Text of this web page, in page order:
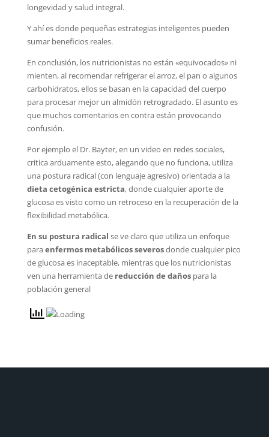
longevidad y salud integral.
Y ahí es donde pequeñas estrategias inteligentes pueden
sumar beneficios reales.
En conclusión, los nutricionistas no están «equivocados» ni
mienten, al recomendar refrigerar el arroz, el pan o algunos
carbohidratos, ellos se basan en la capacidad del cuerpo
para procesar mejor un almidón retrogradado. El asunto es
que muchos comentarios en contra están provocando
confusión.
Por ejemplo el Dr. Bayter, en un video en redes sociales,
critica arduamente esto, alegando que no funciona, utiliza
una postura radical (con lenguaje agresivo) orientada a la
dieta cetogénica estricta, donde cualquier aporte de
glucosa es visto como un retroceso en la recuperación de la
flexibilidad metabólica.
En su postura radical se ve claro que utiliza un enfoque
paraenfermos metabólicos severosdonde cualquier pico
de glucosa es inaceptable, mientras que los nutricionistas
ven una herramienta de reducción de dañospara la
población general